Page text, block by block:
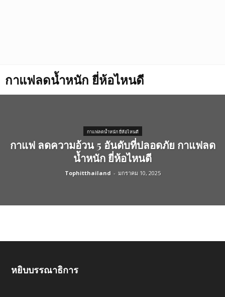
กาแฟลดน้ำหนัก ยี่ห้อไหนดี
กาแฟลดน้ำหนัก ยี่ห้อไหนดี
กาแฟ ลดความอ้วน 5 อันดับที่ปลอดภัย กาแฟลด
น้ำหนัก ยี่ห้อไหนดี
Tophitthailand - มกราคม 10, 2025
หยิบบรรณาธิการ